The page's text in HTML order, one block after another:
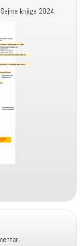
knjiga 2024.